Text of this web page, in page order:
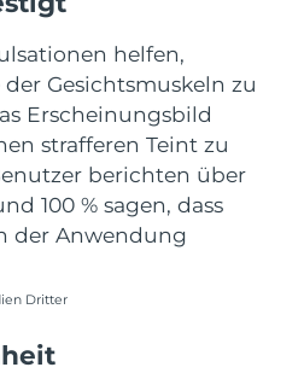
helfen,
Gesichtsmuskeln zu
Erscheinungsbild
strafferen Teint zu
berichten über
100 % sagen, dass
der Anwendung
Dritter
Erwartete Lieferung
Erwartete Lieferung 8/10/26
Erwartete Lieferung8/9/26
Erwartete Lieferung